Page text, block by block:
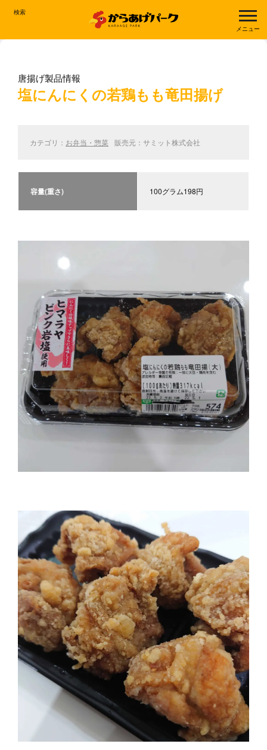
検索
メニュー
唐揚げ製品情報
塩にんにくの若鶏もも竜田揚げ
カテゴリ： お弁当・惣菜 販売元：サミット株式会社
容量(重さ) 100グラム198円